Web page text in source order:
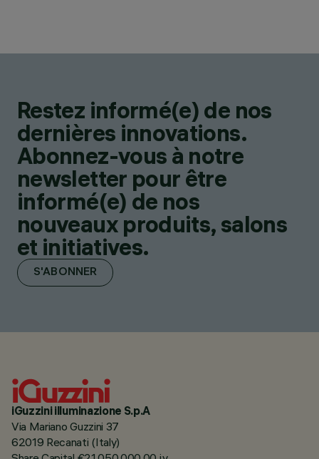
Restez informé(e) de nos
dernières innovations.
Abonnez-vous à notre
newsletter pour être
informé(e) de nos
nouveaux produits, salons
et initiatives.
S'ABONNER
iGuzzini illuminazione S.p.A
Via Mariano Guzzini 37
62019 Recanati (Italy)